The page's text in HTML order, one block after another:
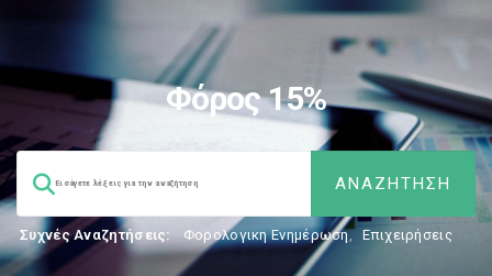
Φόρος 15%
Συχνές Αναζητήσεις: Φορολογικη Ενημέρωση, Επιχειρήσεις